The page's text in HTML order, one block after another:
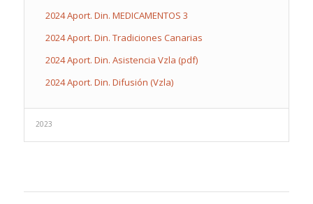
2024 Aport. Din. MEDICAMENTOS 3
2024 Aport. Din. Tradiciones Canarias
2024 Aport. Din. Asistencia Vzla (pdf)
2024 Aport. Din. Difusión (Vzla)
2023